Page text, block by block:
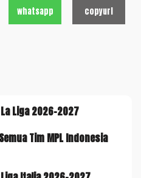
whatsapp copyurl
Liga 2026-2027
Tim MPL Indonesia